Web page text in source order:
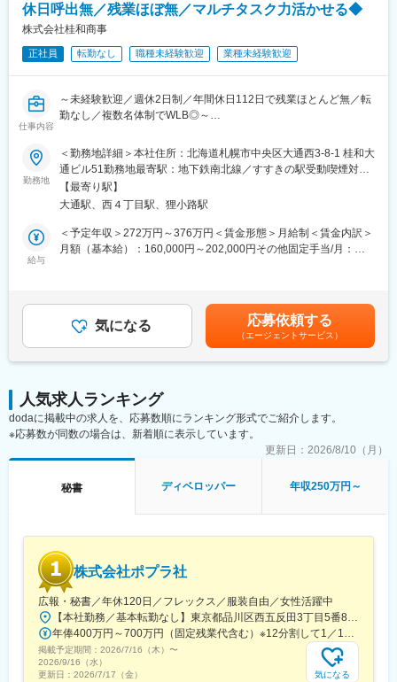
＼この求人のポイント／
（1）接客・販売経験を活かせる秘書業務
（3）創業1977年・4,000区画供給の安定企業
「価値ある不動産コンサル」として2010年12月に設立して以来、
丁寧な提案営業と物件そのものに対してお客様にご評価いただ
2011年9億円～2015年57億円（4年間での成長率約600％）～
ています。数字はもちろん、結果までのプロセスも正当に評価さ
れる体制が整っています。
■人事評価制度のシステム化
当社では、6 か月ごとに各社員の目標や課題を設定し、定期的に
進捗を確認しながら業務を進めています。評価基準はシステム化
されており、評価者による判断の偏りを最小限に抑え、公正で納
会により再確認され、公平性と透明性を確保しています
休日呼出無／残業ほぼ無／マルチタスク力活かせる◆
株式会社桂和商事
正社員 転勤なし 職種未経験歓迎 業種未経験歓迎
仕事内容
～未経験歓迎／週休2日制／年間休日112日で残業ほとんど無／転
勤なし／複数名体制でWLB◎～
■業務内容
社長秘書として、下記業務に従事していただきます。
▼具体的には…
・秘書業務…スケジュール管理、出張手配、アポイント・会食の
調整、備品購入、電話・来客対応、その他庶務業務等
（出張手配の業務はありますが、同行はございません）
※秘書職は社長様とのやり取りだけにとどまらず、社内外へ頻繁に
も大歓迎です。
■就業環境：
残業はほとんどなく、働きやすい職場です。
産休育休の実績もあり、現在も1名の社員が取得中です。
きます。
■当社の事業について：
強みである飲食系のビルに留まらず、近年はオフィスビルを増や
しています。
■当社の特徴：
約70年という長い歴史を持つ当社は、札幌市内での賃貸ビル数は
トップクラスを誇っております。
ご入居いただく各オーナー様が良い環境で営業できるよう、豊富
な経験と実績から「独自のバックアップシステム」を充実させ、
勤務地
＜勤務地詳細＞本社住所：北海道札幌市中央区大通西3-8-1 桂和大
通ビル51勤務地最寄駅：地下鉄南北線／すすきの駅受動喫煙対
策：敷地内全面禁煙
【最寄り駅】
大通駅、西４丁目駅、狸小路駅
給与
＜予定年収＞272万円～376万円＜賃金形態＞月給制＜賃金内訳＞
月額（基本給）：160,000円～202,000円その他固定手当/月：
月、10月）■その他固定手当：諸手当（40,000～78,000円）賃金
はあくまでも目安の金額であり、選考を通じて上下する可能性が
あります。月給(月額)は固定手当を含めた表記です。
気になる 応募依頼する
（エージェントサービス）
人気求人ランキング
dodaに掲載中の求人を、応募数順にランキング形式でご紹介します。
※応募数が同数の場合は、新着順に表示しています。
更新日： 2026/8/10（月）
秘書 ディベロッパー 年収250万円～
株式会社ポプラ社
広報・秘書／年休120日／フレックス／服装自由／女性活躍中
【本社勤務／基本転勤なし】東京都品川区西五反田3丁目5番8号 JR目黒MARCビル12階（都営浅草線・JR山手線「五反田駅」より徒歩10分）
年俸400万円～700万円（固定残業代含む）※12分割して1／12を月々支給※固定残業代は、時間外労働の有無に関わらず15時間分を、月3万円～5万1000円支給（基本給と等級に基づいて算出） 上記を超える法定時間外労働分は追加で支給
掲載予定期間： 2026/7/16（木） 〜
2026/9/16（水）
更新日： 2026/7/17（金） 気になる